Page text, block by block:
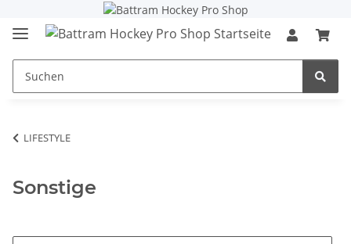
LIFESTYLE
Sonstige